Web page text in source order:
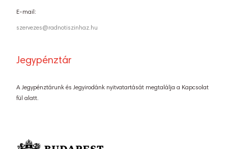
E-mail:
szervezes@radnotiszinhaz.hu
Jegypénztár
A Jegypénztárunk és Jegyirodánk nyitvatartását megtalálja a Kapcsolat
fül alatt.